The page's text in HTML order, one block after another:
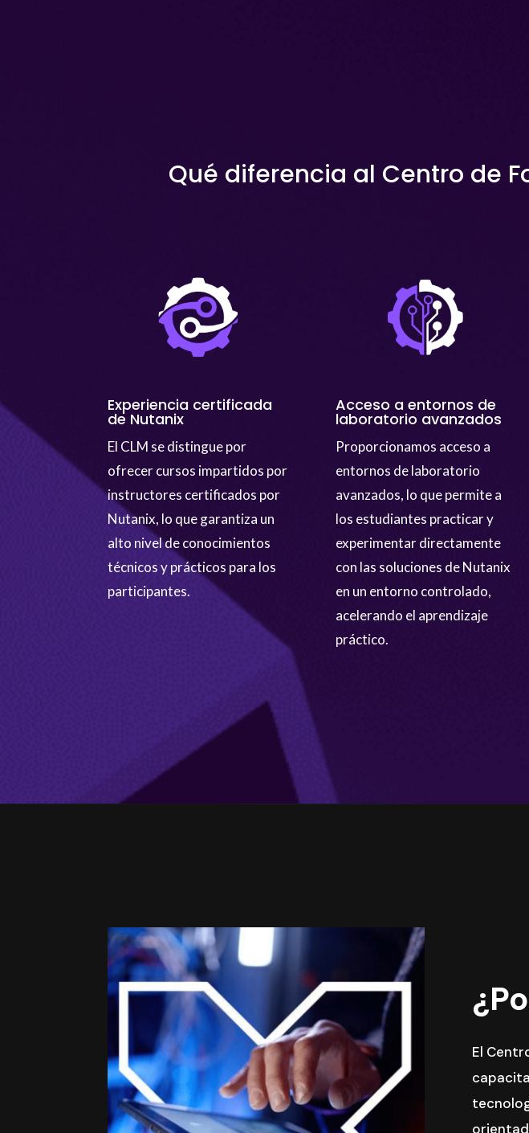
Qué diferencia al Centro de
Experiencia certificada
de Nutanix
El CLM se distingue por
ofrecer cursos impartidos por
instructores certificados por
Nutanix, lo que garantiza un
alto nivel de conocimientos
técnicos y prácticos para los
participantes.
Acceso a entornos de
laboratorio avanzados
Proporcionamos acceso a
entornos de laboratorio
avanzados, lo que permite a
los estudiantes practicar y
experimentar directamente
con las soluciones de Nutanix
en un entorno controlado,
acelerando el aprendizaje
práctico.
El